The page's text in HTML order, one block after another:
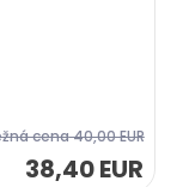
cena40,00 EUR
38,40 EUR